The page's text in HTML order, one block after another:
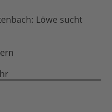
Löwe sucht